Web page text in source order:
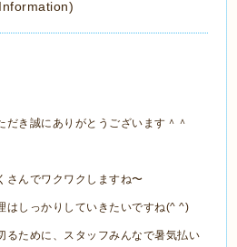
だき誠にありがとうございます＾＾
さんでワクワクしますね〜
はしっかりしていきたいですね(^ ^)
るために、スタッフみんなで暑気払い